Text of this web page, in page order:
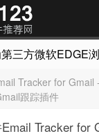
三方微软EDGE
Tracker for Gmail
跟踪插件
Tracker for